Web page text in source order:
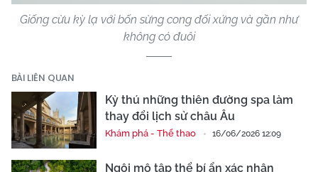
Giống cừu kỳ lạ với bốn sừng cong đối xứng và gần như
không có đuôi
BÀI LIÊN QUAN
Kỳ thú những thiên đường spa làm
thay đổi lịch sử châu Âu
Khám phá - Thể thao 16/06/2026 12:09
Ngôi mộ tập thể bí ẩn xác nhận